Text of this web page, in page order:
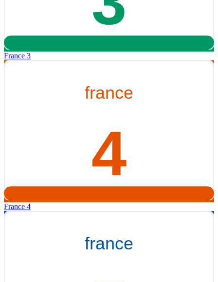
France 3
France 4